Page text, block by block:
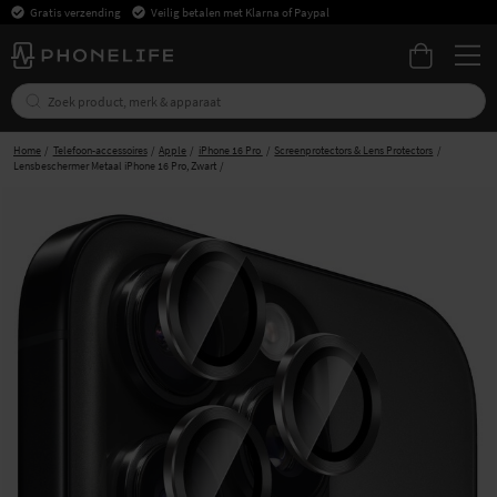
Gratis verzending Veilig betalen met Klarna of Paypal
Home Telefoon-accessoires Apple iPhone 16 Pro
Screenprotectors & Lens Protectors
Lensbeschermer Metaal iPhone 16 Pro, Zwart